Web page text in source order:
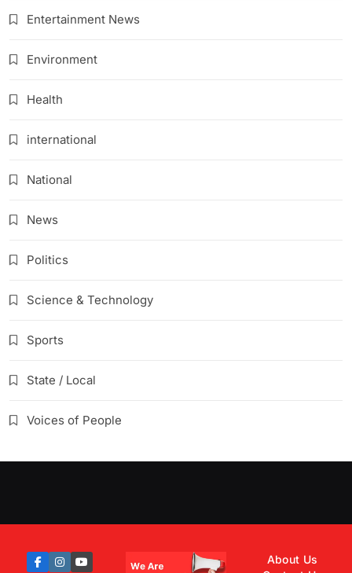
Entertainment News
Environment
Health
international
National
News
Politics
Science & Technology
Sports
State / Local
Voices of People
About Us